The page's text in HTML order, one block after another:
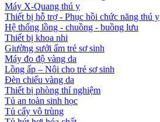
Máy X-Quang thú y
Thiết bị hỗ trợ - Phục hồi chức năng thú y
Hệ thống lồng - chuồng - buồng lưu
Thiết bị khoa nhi
Giường sưởi ấm trẻ sơ sinh
Máy đo độ vàng da
Lồng ấp – Nôi cho trẻ sơ sinh
Đèn chiếu vàng da
Thiết bị phòng thí nghiệm
Tủ an toàn sinh học
Tủ cấy vô trùng